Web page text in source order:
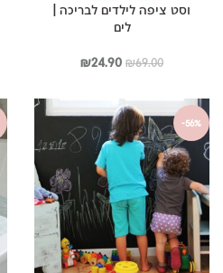
וסט ציפה לילדים לבריכה |
לים
₪69.00
המחיר
₪69.00.
₪24.90
המחיר
₪24.90.
-56%